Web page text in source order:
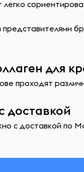
легко
для
проходят
доставкой
с доставкой по